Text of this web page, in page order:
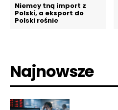
Niemcy tną import z
Polski, a eksport do
Polski rośnie
Najnowsze